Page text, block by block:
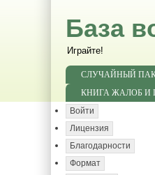
База
Играйте!
СЛУЧАЙНЫЙ
КНИГА ЖАЛОБ И
Войти
Лицензия
Благодарности
Формат